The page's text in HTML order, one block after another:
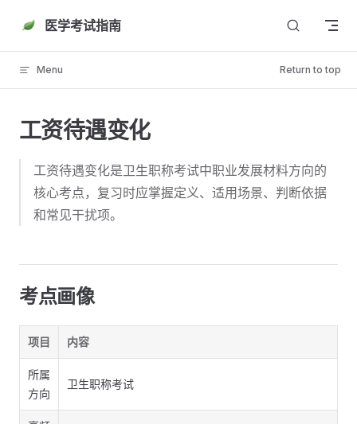
Skip to content
医学考试指南
Menu Return to top
工资待遇变化
工资待遇变化是卫生职称考试中职业发展材料方向的
核心考点，复习时应掌握定义、适用场景、判断依据
和常见干扰项。
考点画像
项目 内容
所属
方向
卫生职称考试